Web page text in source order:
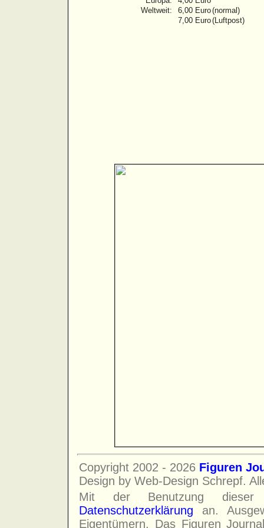
Weltweit:
6,00 Euro(normal)
7,00 Euro(Luftpost)
Copyright 2002 - 2026 Figuren
Design by Web-Design Schrepf.
Mit der Benutzung
Datenschutzerklärung an.
Eigentümern. Das Figuren